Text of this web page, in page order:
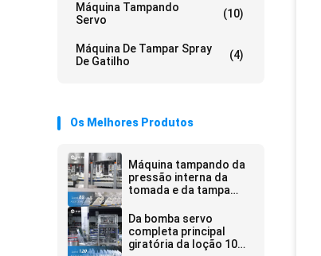
Máquina Tampando
Servo
(10)
Máquina De Tampar Spray
De Gatilho
(4)
Os Melhores Produtos
Máquina tampando da
pressão interna da
tomada e da tampa
de limpeza do toalete
Da bomba servo
completa principal
giratória da loção 10